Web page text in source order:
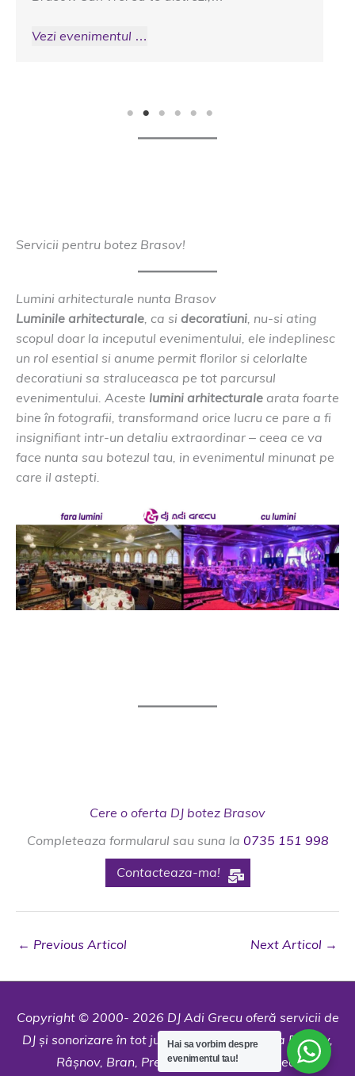
Servicii pentru botez Brasov!
Lumini arhitecturale nunta Brasov
Luminile arhitecturale , ca si decoratiuni , nu-si ating
scopul doar la inceputul evenimentului, ele indeplinesc
un rol esential si anume permit florilor si celorlalte
decoratiuni sa straluceasca pe tot parcursul
evenimentului. Aceste lumini arhitecturale arata foarte
bine în fotografii, transformand orice lucru ce pare a fi
insignifiant intr-un detaliu extraordinar – ceea ce va
face nunta sau botezul tau, in evenimentul minunat pe
care il astepti.
Cere o oferta DJ botez Brasov
Completeaza formularul sau suna la 0735 151 998
Contacteaza-ma!
← Previous Articol Next Articol →
Copyright © 2000- 2026 DJ Adi Grecu oferă servicii de
DJ și sonorizare în tot județul: Brașov, Poiana Brașov,
Râșnov, Bran, Predeal, Moieciu și Codlea.
Hai sa vorbim despre
evenimentul tau!